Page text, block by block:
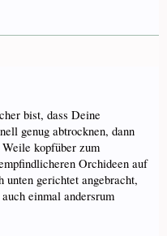
bist, dass Deine
genug abtrocknen, dann
kopfüber zum
Orchideen auf
gerichtet angebracht,
einmal andersrum